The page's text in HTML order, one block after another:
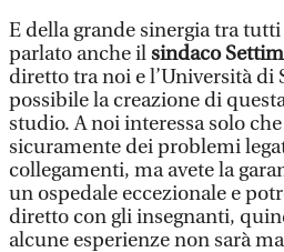
E della grande sinergia tra
parlato anche ilsindaco
diretto tra noi e l’Università di
possibile la creazione di
studio. A noi interessa solo
sicuramente dei problemi
collegamenti, ma avete la
un ospedale eccezionale e
diretto con gli insegnanti,
alcune esperienze non sarà